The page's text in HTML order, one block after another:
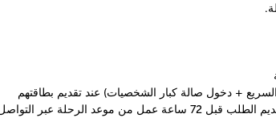
+ دخول صالة كبار الشخصيات) عند تقديم بطاقتهم
عبر التواصل مع